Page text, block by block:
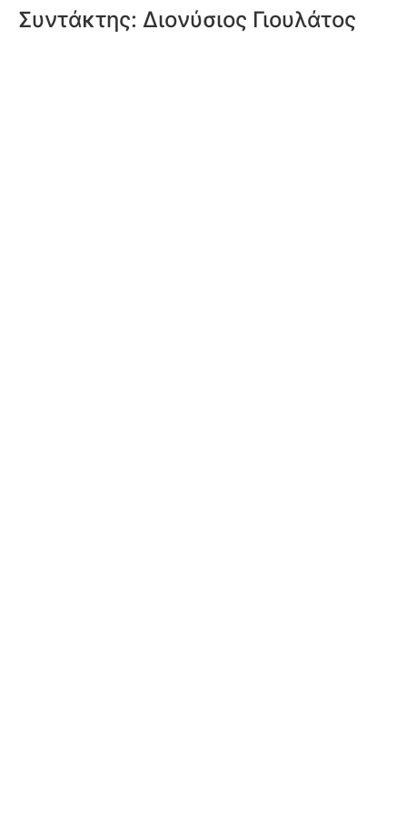
Συντάκτης: Διονύσιος Γιουλάτος